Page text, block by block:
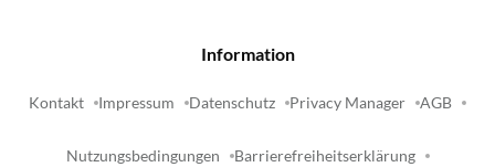
Information
Kontakt Impressum Datenschutz Privacy Manager AGB
Nutzungsbedingungen Barrierefreiheitserklärung